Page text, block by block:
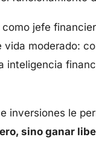
jefe
vida moderado:
inteligencia
inversiones le
sino ganar